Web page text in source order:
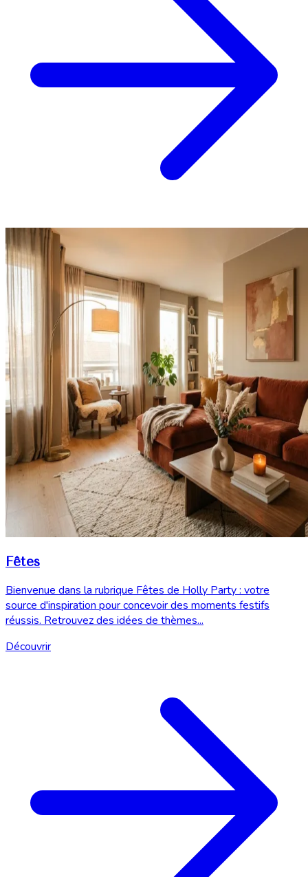
Fêtes
Bienvenue dans la rubrique Fêtes de Holly Party : votre
source d'inspiration pour concevoir des moments festifs
réussis. Retrouvez des idées de thèmes...
Découvrir